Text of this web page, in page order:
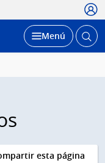
Desplegar
Menú Abrir
esta página